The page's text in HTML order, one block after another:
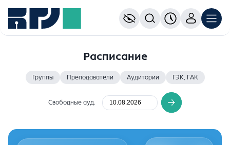
Расписание
Группы Преподаватели Аудитории ГЭК, ГАК
Свободные ауд.